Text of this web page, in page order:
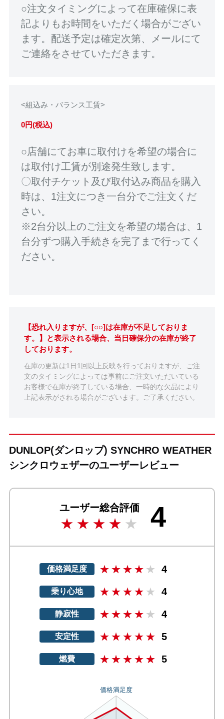
○注文タイミングによって在庫確保に表
記よりもお時間をいただく場合がござい
ます。配送予定は確定次第、メールにて
ご連絡をさせていただきます。
<組込み・バランス工賃>
0円(税込)
○店舗にてお車に取付けを希望の場合に
は取付け工賃が別途発生致します。
〇取付チケット及び取付込み商品を購入
時は、1注文につき一台分でご注文くだ
さい。
※2台分以上のご注文を希望の場合は、1
台分ずつ購入手続きを完了まで行ってく
ださい。
【恐れ入りますが、[○○]は在庫が不足しておりま
す。】と表示される場合、当日確保分の在庫が終了
しております。
在庫の更新は1日1回以上反映を行っておりますが、ご注
文のタイミングによっては事前にご注文いただいている
お客様で在庫が終了している場合、一時的な欠品により
上記表示がされる場合がございます。ご了承ください。
DUNLOP(ダンロップ) SYNCHRO WEATHER
シンクロウェザーのユーザーレビュー
ユーザー総合評価 4
価格満足度 4
乗り心地 4
静寂性 4
安定性 5
燃費 5